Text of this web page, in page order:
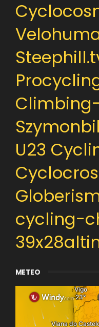
U23
cycling-
METEO